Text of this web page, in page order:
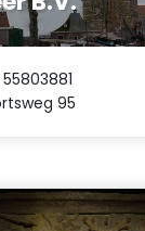
55803881
95